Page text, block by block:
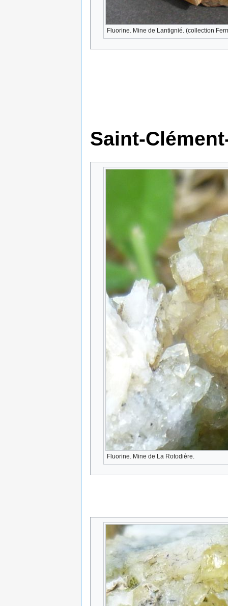
Fluorine. Mine de Lantignié. (collection
Saint-
Fluorine. Mine de La Rotodière.